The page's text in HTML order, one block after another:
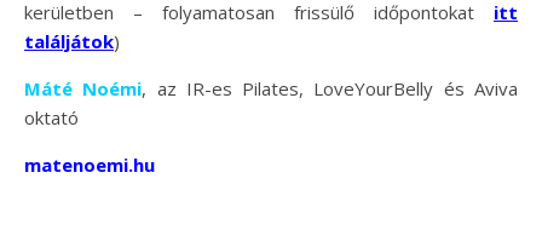
kerületben – folyamatosan frissülő időpontokat itt
találjátok)
Máté Noémi, az IR-es Pilates, LoveYourBelly és Aviva
oktató
matenoemi.hu